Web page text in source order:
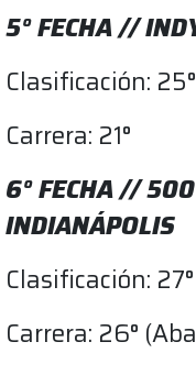
5° FECHA //
Clasificación: 25°
Carrera: 21°
6° FECHA //
INDIANÁPOLIS
Clasificación: 27°
Carrera: 26°